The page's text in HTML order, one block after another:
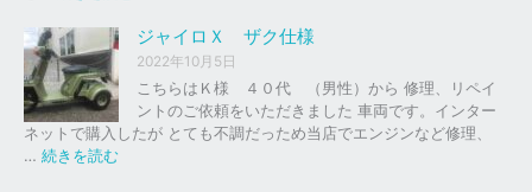
ま
し
た
。
ピ
ー
ザ
ク
仕
様
ア
ボ
ッ
ク
ス
ジャイロＸ ザク仕様
2022年10月5日
こちらはＫ様 ４０代 （男性）から 修理、リペイ
ントのご依頼をいただきました 車両です。インター
ネットで購入したが とても不調だっため当店でエンジンなど修理、
… 続きを読む